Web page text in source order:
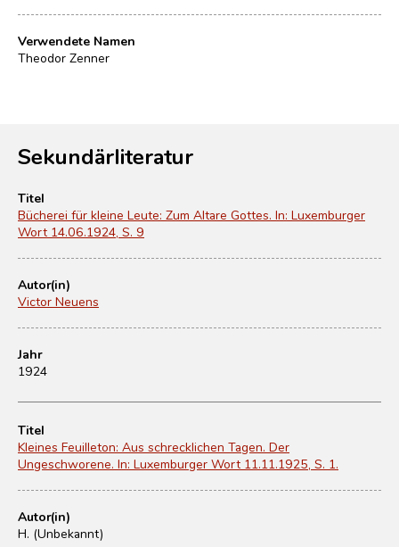
Verwendete Namen
Theodor Zenner
Sekundärliteratur
Titel
Bücherei für kleine Leute: Zum Altare Gottes. In: Luxemburger
Wort 14.06.1924, S. 9
Autor(in)
Victor Neuens
Jahr
1924
Titel
Kleines Feuilleton: Aus schrecklichen Tagen. Der
Ungeschworene. In: Luxemburger Wort 11.11.1925, S. 1.
Autor(in)
H. (Unbekannt)